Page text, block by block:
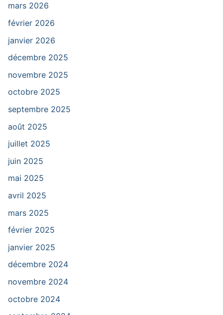
mars 2026
février 2026
janvier 2026
décembre 2025
novembre 2025
octobre 2025
septembre 2025
août 2025
juillet 2025
juin 2025
mai 2025
avril 2025
mars 2025
février 2025
janvier 2025
décembre 2024
novembre 2024
octobre 2024